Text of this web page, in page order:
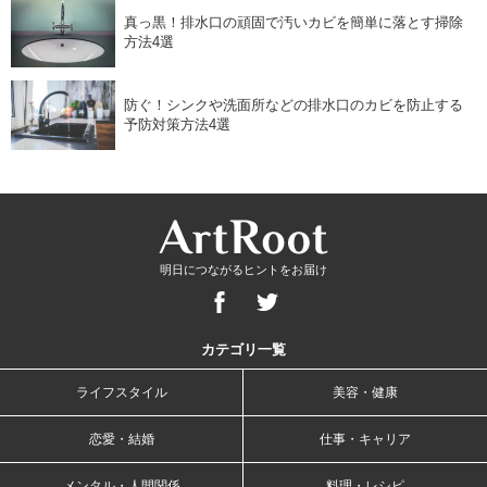
真っ黒！排水口の頑固で汚いカビを簡単に落とす掃除
方法4選
防ぐ！シンクや洗面所などの排水口のカビを防止する
予防対策方法4選
明日につながるヒントをお届け
カテゴリ一覧
ライフスタイル 美容・健康
恋愛・結婚 仕事・キャリア